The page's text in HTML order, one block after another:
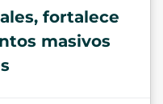
fortalece
masivos